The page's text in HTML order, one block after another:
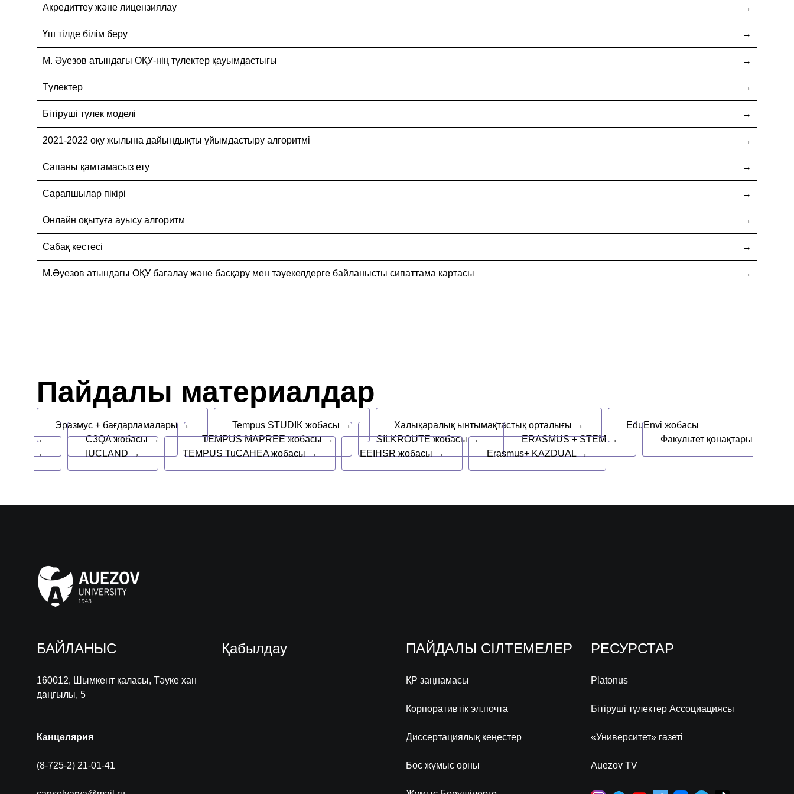
Акредиттеу және лицензиялау
Үш тілде білім беру
М. Әуезов атындағы ОҚУ-нің түлектер қауымдастығы
Түлектер
Бітіруші түлек моделі
2021-2022 оқу жылына дайындықты ұйымдастыру алгоритмі
Сапаны қамтамасыз ету
Сарапшылар пікірі
Онлайн оқытуға ауысу алгоритм
Сабақ кестесі
М.Әуезов атындағы ОҚУ бағалау және басқару мен тәуекелдерге байланысты сипаттама картасы
Пайдалы материалдар
Эразмус + бағдарламалары → Tempus STUDIK жобасы → Халықаралық ынтымақтастық орталығы →
EduEnvi жобасы
→
C3QA жобасы → TEMPUS MAPREE жобасы → SILKROUTE жобасы → ERASMUS + STEM →
Факультет қонақтары
→
IUCLAND → TEMPUS TuCAHEA жобасы → EEIHSR жобасы → Erasmus+ KAZDUAL →
БАЙЛАНЫС
160012, Шымкент қаласы, Тәуке хан
даңғылы, 5
Канцелярия
(8-725-2) 21-01-41
Қабылдау ПАЙДАЛЫ СІЛТЕМЕЛЕР
ҚР заңнамасы
Корпоративтік эл.почта
Диссертациялық кеңестер
Бос жұмыс орны
РЕСУРСТАР
Platonus
Бітіруші түлектер Ассоциациясы
«Университет» газеті
Auezov TV